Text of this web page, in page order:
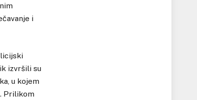
i
izvršili su
u kojem
Prilikom